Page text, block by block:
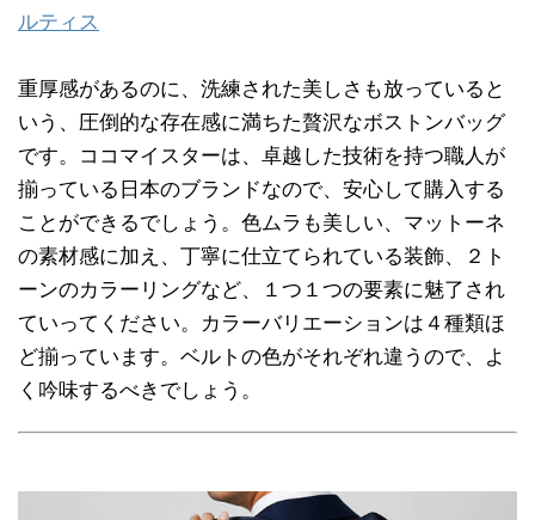
ルティス
重厚感があるのに、洗練された美しさも放っていると
いう、圧倒的な存在感に満ちた贅沢なボストンバッグ
です。ココマイスターは、卓越した技術を持つ職人が
揃っている日本のブランドなので、安心して購入する
ことができるでしょう。色ムラも美しい、マットーネ
の素材感に加え、丁寧に仕立てられている装飾、２ト
ーンのカラーリングなど、１つ１つの要素に魅了され
ていってください。カラーバリエーションは４種類ほ
ど揃っています。ベルトの色がそれぞれ違うので、よ
く吟味するべきでしょう。